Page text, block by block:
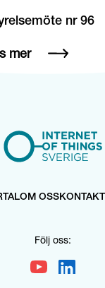
nr 96
mer
OM OSSKONTAKT
Följ oss: